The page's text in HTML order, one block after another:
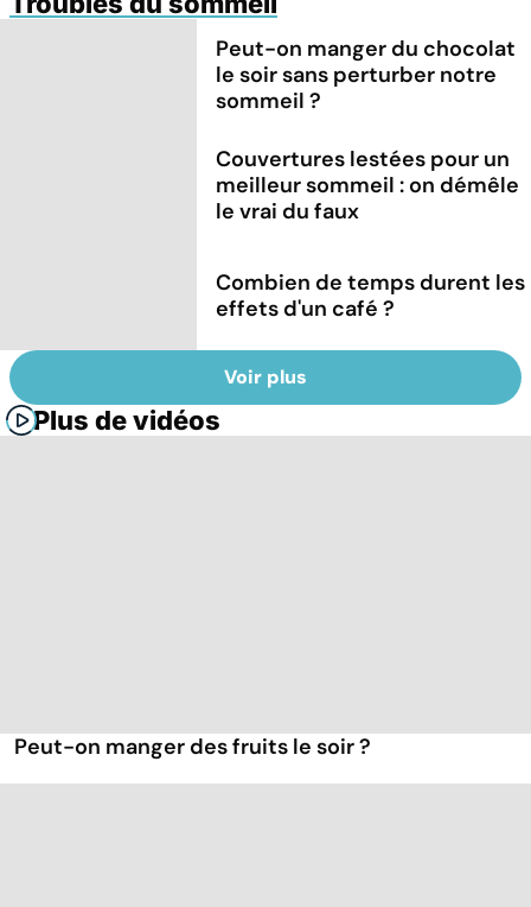
Peut-on manger du chocolat
le soir sans perturber notre
sommeil ?
Couvertures lestées pour un
meilleur sommeil : on démêle
le vrai du faux
Combien de temps durent les
effets d'un café ?
Voir plus
Plus de vidéos
Peut-on manger des fruits le soir ?